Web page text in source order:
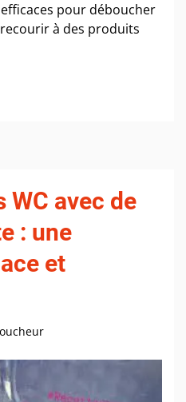
pour déboucher
à des produits
WC avec de
: une
et